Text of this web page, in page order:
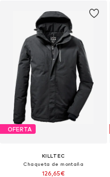
OFERTA
KILLTEC
Chaqueta de montaña
126,65€